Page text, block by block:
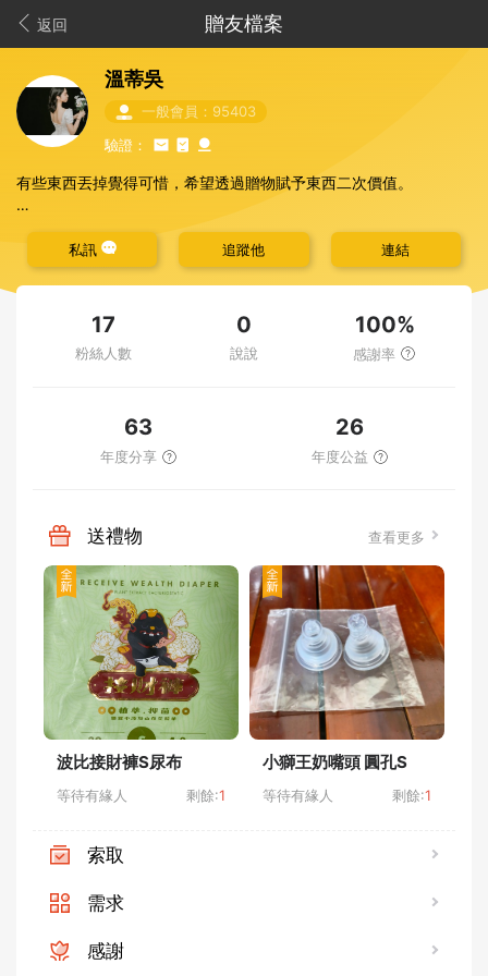
返回 贈友檔案
溫蒂吳
一般會員：95403
驗證：
有些東西丟掉覺得可惜，希望透過贈物賦予東西二次價值。
東西收到後覺得不合適，可以直接轉贈
🚫確定贈送後請在1天內匯款，經通知後仍未有回應，會取消贈送並
嚴禁索取多樣後只獲贈一樣就棄標或失聯，違者列入黑名單
私訊 追蹤他 連結
17
粉絲人數
0
說說
100%
感謝率
63
年度分享
26
年度公益
送禮物 查看更多
波比接財褲S尿布
等待有緣人 剩餘:1
小獅王奶嘴頭 圓孔S
等待有緣人 剩餘:1
索取
需求
感謝